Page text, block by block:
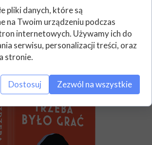
które miały zostać
Dzięki wnikliwej analizie
wielogłosową
w której osobiste dramaty
się z tragiczną historią.
pliki danych, które są
na Twoim urządzeniu podczas
internetowych. Używamy ich do
serwisu, personalizacji treści, oraz
stronie.
Dostosuj Zezwól na wszystkie